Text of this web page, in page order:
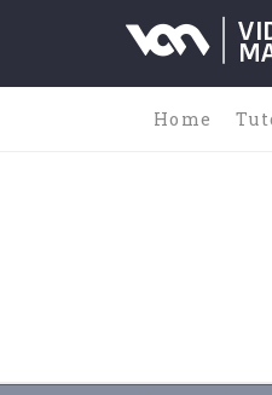
Home